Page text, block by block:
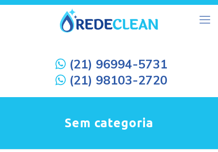
(21) 96994-5731
(21) 98103-2720
Sem categoria